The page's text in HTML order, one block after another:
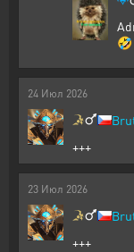
🤣
24 Июл 2026
+++
23 Июл 2026
+++